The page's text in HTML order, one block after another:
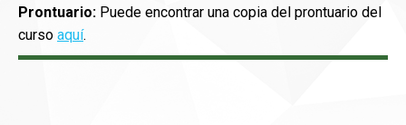
Prontuario: Puede encontrar una copia del prontuario del
curso aquí.